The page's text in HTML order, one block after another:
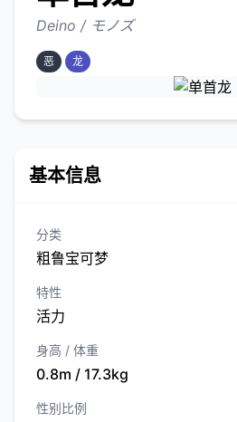
Deino / モノズ
恶 龙
基本信息
分类
粗鲁宝可梦
特性
活力
身高 / 体重
0.8m / 17.3kg
性别比例